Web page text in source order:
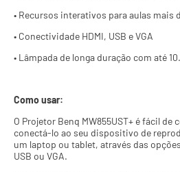
• Recursos interativos para aulas mais
• Conectividade HDMI, USB e VGA
• Lâmpada de longa duração com até
Como usar:
O Projetor Benq MW855UST+ é fácil de
conectá-lo ao seu dispositivo de
um laptop ou tablet, através das
USB ou VGA.